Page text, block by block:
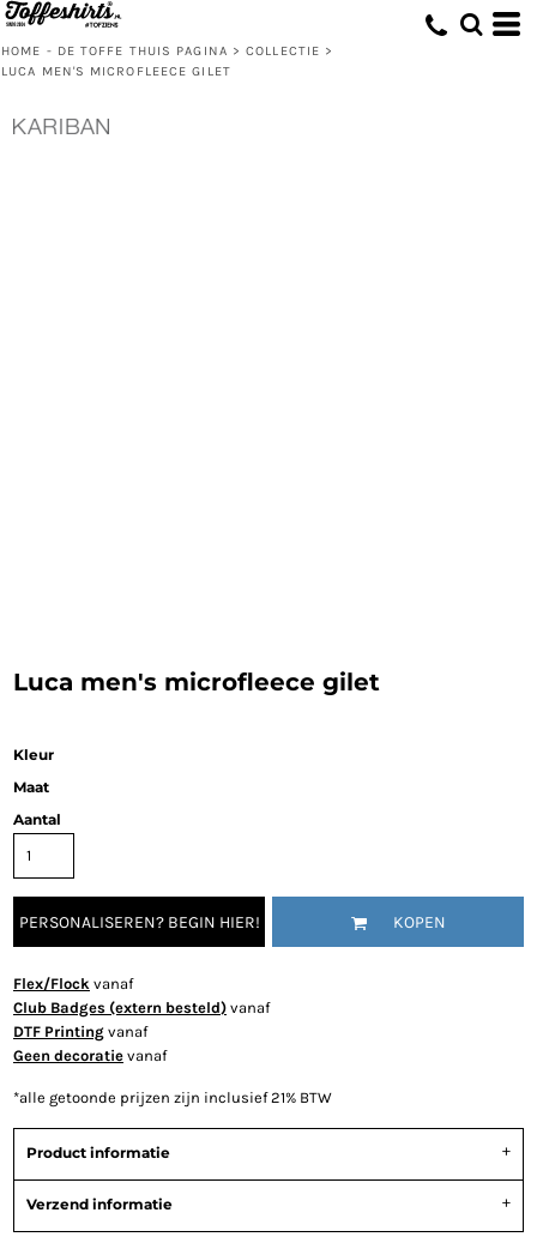
HOME - DE TOFFE THUIS PAGINA > COLLECTIE >
LUCA MEN'S MICROFLEECE GILET
Luca men's microfleece gilet
Kleur
Maat
Aantal
PERSONALISEREN? BEGIN HIER! KOPEN
Flex/Flock vanaf
Club Badges (extern besteld) vanaf
DTF Printing vanaf
Geen decoratie vanaf
*alle getoonde prijzen zijn inclusief 21% BTW
Product informatie
Verzend informatie